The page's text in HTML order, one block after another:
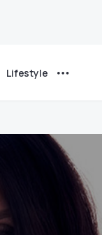
Lifestyle